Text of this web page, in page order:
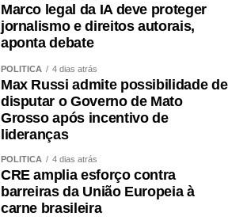
Marco legal da IA deve proteger
jornalismo e direitos autorais,
aponta debate
POLÍTICA 4 dias atrás
Max Russi admite possibilidade de
disputar o Governo de Mato
Grosso após incentivo de
lideranças
POLÍTICA 4 dias atrás
CRE amplia esforço contra
barreiras da União Europeia à
carne brasileira